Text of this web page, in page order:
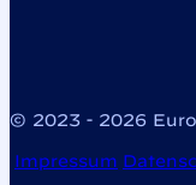
© 2023 - 2026
Impressum